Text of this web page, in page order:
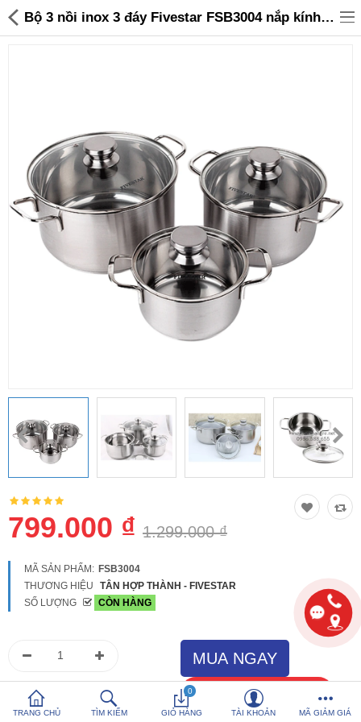
Đồ gia dụng & Nhà cửa
Điện gia dụng
Đồ tiện ích
Đồ chơi trẻ em
So sánh Yêu thích (0)
Hotline: 0816 505 655
Tải App SanHangRe nhận Quà
TRANG CHỦ TÌM KIẾM
0
GIỎ HÀNG TÀI KHOẢN MÃ GIẢM GIÁ
Bộ 3 nồi inox 3 đáy Fivestar FSB3004 nắp kính dùng bếp từ - 799,000 | Sanhangre
799.000 ₫ 1.299.000 ₫
MÃ SẢN PHẨM: FSB3004
THƯƠNG HIỆU
TÂN HỢP THÀNH - FIVESTAR
SỐ LƯỢNG
CÒN HÀNG